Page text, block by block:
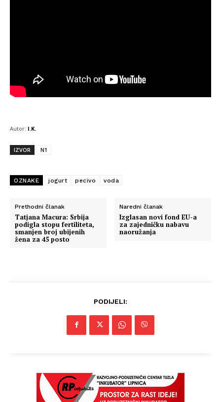
Autor: I.K.
IZVOR N1
OZNAKE jogurt pecivo voda
Prethodni članak
Tatjana Macura: Srbija
podigla stopu fertiliteta,
smanjen broj ubijenih
žena za 45 posto
Naredni članak
Izglasan novi fond EU-a
za zajedničku nabavu
naoružanja
PODIJELI: